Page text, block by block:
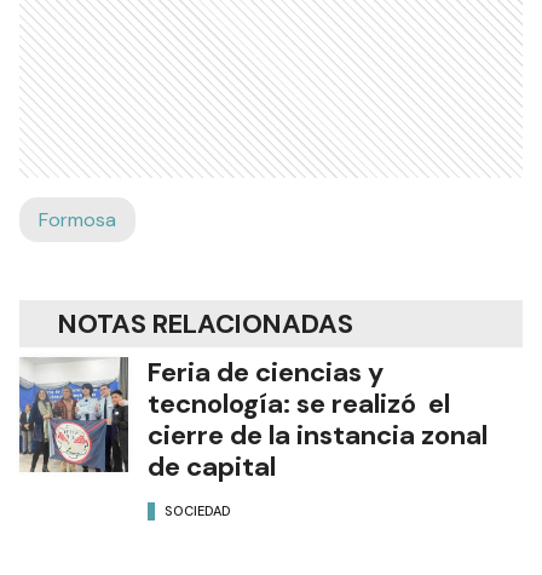
Formosa
NOTAS RELACIONADAS
Feria de ciencias y
tecnología: se realizó el
cierre de la instancia zonal
de capital
SOCIEDAD